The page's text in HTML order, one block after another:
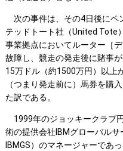
次の事件は、その4日後にペ
テッドトート社（United Tote
事業拠点においてルーター［
故障し、競走の発走後に賭事
15万ドル（約1500万円）以上
（つまり発走前に）馬券を購
た訳である。
1999年のジョッキークラブ
術の提供会社IBMグローバル
IBMGS）のマネージャーであ